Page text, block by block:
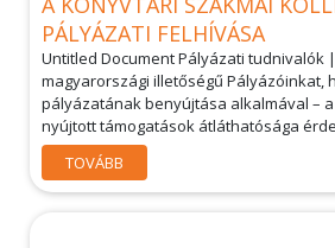
PÁLYÁZATI FELHÍVÁSA
Untitled Document Pályázati tudnivalók
magyarországi illetőségű Pályázóinkat,
pályázatának benyújtása alkalmával –
nyújtott támogatások átláthatósága
TOVÁBB